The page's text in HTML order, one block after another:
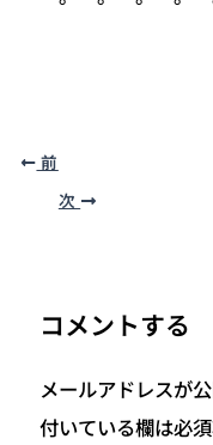
前
次
コメントする
メールアドレスが
付いている欄は必